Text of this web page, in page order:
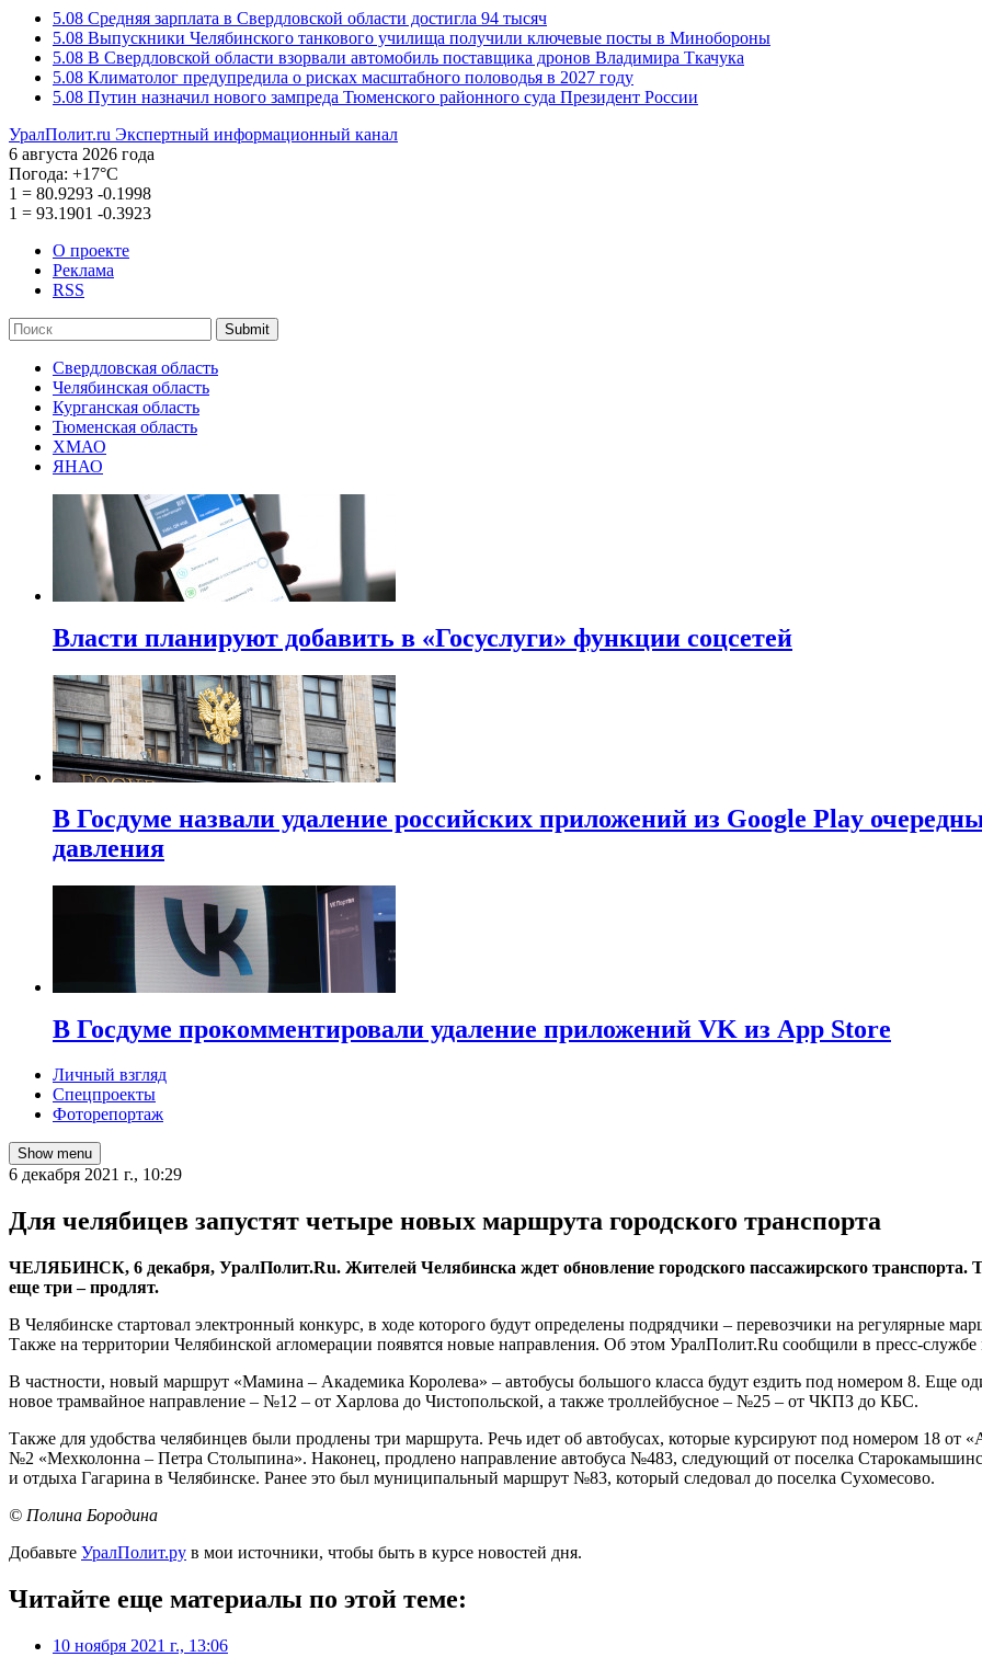
5.08 Средняя зарплата в Свердловской области достигла 94 тысяч
5.08 Выпускники Челябинского танкового училища получили ключевые посты в Минобороны
5.08 В Свердловской области взорвали автомобиль поставщика дронов Владимира Ткачука
5.08 Климатолог предупредила о рисках масштабного половодья в 2027 году
5.08 Путин назначил нового зампреда Тюменского районного суда Президент России
УралПолит.ru Экспертный информационный канал
6 августа 2026 года
Погода: +17°С
1 = 80.9293 -0.1998
1 = 93.1901 -0.3923
О проекте
Реклама
RSS
Submit
Свердловская область
Челябинская область
Курганская область
Тюменская область
ХМАО
ЯНАО
Власти планируют добавить в «Госуслуги» функции соцсетей
В Госдуме назвали удаление российских приложений из Google Play
давления
В Госдуме прокомментировали удаление приложений VK из App Store
Личный взгляд
Спецпроекты
Фоторепортаж
Show menu
6 декабря 2021 г., 10:29
Для челябицев запустят четыре новых маршрута городского транспорта
ЧЕЛЯБИНСК, 6 декабря, УралПолит.Ru. Жителей Челябинска ждет обновление городского пассажирского транспорта.
еще три – продлят.
В Челябинске стартовал электронный конкурс, в ходе которого будут определены подрядчики – перевозчики на регулярные
Также на территории Челябинской агломерации появятся новые направления. Об этом УралПолит.Ru сообщили в пресс-службе
В частности, новый маршрут «Мамина – Академика Королева» – автобусы большого класса будут ездить под номером 8. Еще
новое трамвайное направление – №12 – от Харлова до Чистопольской, а также троллейбусное – №25 – от ЧКПЗ до КБС.
Также для удобства челябинцев были продлены три маршрута. Речь идет об автобусах, которые курсируют под номером 18 от
№2 «Мехколонна – Петра Столыпина». Наконец, продлено направление автобуса №483, следующий от поселка
и отдыха Гагарина в Челябинске. Ранее это был муниципальный маршрут №83, который следовал до поселка Сухомесово.
© Полина Бородина
Добавьте УралПолит.ру в мои источники, чтобы быть в курсе новостей дня.
Читайте еще материалы по этой теме:
10 ноября 2021 г., 13:06